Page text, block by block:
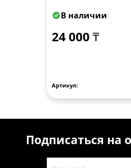
В наличии
24 000 ₸
Артикул:
Подписаться на